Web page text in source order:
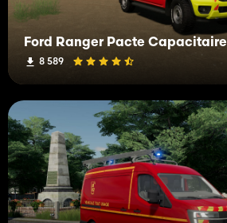
Ford Ranger Pacte Capacitaire
8 589